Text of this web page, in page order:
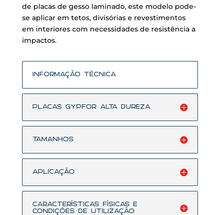
de placas de gesso laminado, este modelo pode-
se aplicar em tetos, divisórias e revestimentos
em interiores com necessidades de resistência a
impactos.
Informação Técnica
Placas GYPFOR Alta Dureza
Tamanhos
Aplicação
CARACTERÍSTICAS FÍSICAS E
CONDIÇÕES DE UTILIZAÇÃO